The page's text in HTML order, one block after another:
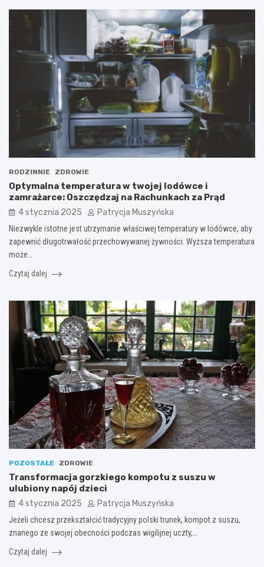
RODZINNIE ZDROWIE
Optymalna temperatura w twojej lodówce i
zamrażarce: Oszczędzaj na Rachunkach za Prąd
4 stycznia 2025 Patrycja Muszyńska
Niezwykle istotne jest utrzymanie właściwej temperatury w lodówce, aby
zapewnić długotrwałość przechowywanej żywności. Wyższa temperatura
może…
Czytaj dalej
POZOSTAŁE ZDROWIE
Transformacja gorzkiego kompotu z suszu w
ulubiony napój dzieci
4 stycznia 2025 Patrycja Muszyńska
Jeżeli chcesz przekształcić tradycyjny polski trunek, kompot z suszu,
znanego ze swojej obecności podczas wigilijnej uczty,…
Czytaj dalej